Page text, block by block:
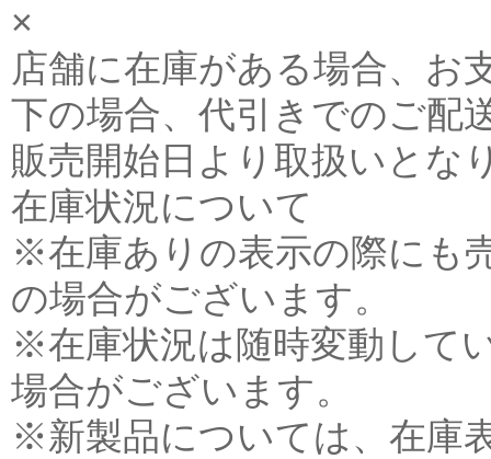
×
店舗に在庫がある場合、お
下の場合、代引きでのご配
販売開始日より取扱いとな
在庫状況について
※在庫ありの表示の際にも
の場合がございます。
※在庫状況は随時変動して
場合がございます。
※新製品については、在庫